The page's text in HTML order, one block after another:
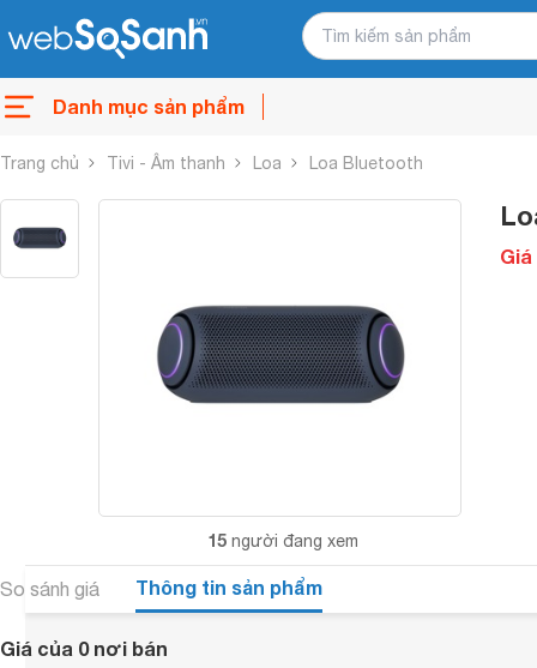
Danh mục sản phẩm
Trang chủ Tivi - Âm thanh Loa Loa Bluetooth
15 người đang xem
So sánh giá Thông tin sản phẩm
Giá của 0 nơi bán